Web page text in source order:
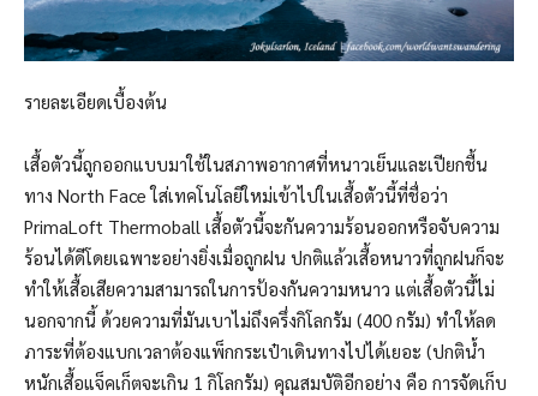
รายละเอียดเบื้องต้น
เสื้อตัวนี้ถูกออกแบบมาใช้ในสภาพอากาศที่หนาวเย็นและเปียกชื้น
ทาง North Face ใส่เทคโนโลยีใหม่เข้าไปในเสื้อตัวนี้ที่ชื่อว่า
PrimaLoft Thermoball เสื้อตัวนี้จะกันความร้อนออกหรือจับความ
ร้อนได้ดีโดยเฉพาะอย่างยิ่งเมื่อถูกฝน ปกติแล้วเสื้อหนาวที่ถูกฝนก็จะ
ทำให้เสื้อเสียความสามารถในการป้องกันความหนาว แต่เสื้อตัวนี้ไม่
นอกจากนี้ ด้วยความที่มันเบาไม่ถึงครึ่งกิโลกรัม (400 กรัม) ทำให้ลด
ภาระที่ต้องแบกเวลาต้องแพ็กกระเป๋าเดินทางไปได้เยอะ (ปกติน้ำ
หนักเสื้อแจ็คเก็ตจะเกิน 1 กิโลกรัม) คุณสมบัติอีกอย่าง คือ การจัดเก็บ